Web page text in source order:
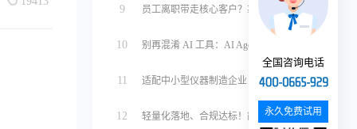
9 员工离职带走核心客户？靠这套客户管理...
10 别再混淆 AI 工具：AI Agen...
11 适配中小型仪器制造企业！轻量化、标准...
12 轻量化落地、合规达标！简信绿色能碳管...
全国咨询电话
永久免费试用